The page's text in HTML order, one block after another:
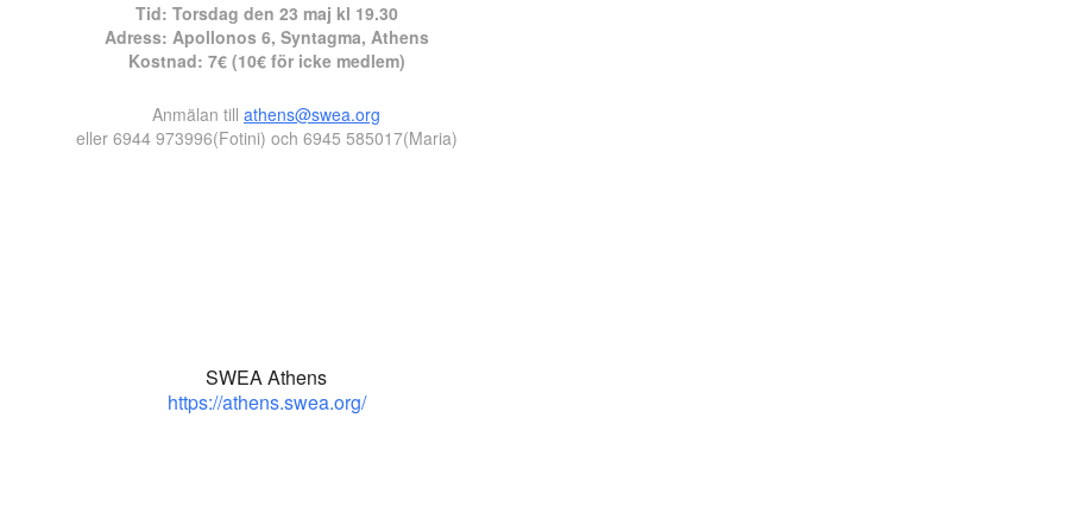
Tid: Torsdag den 23 maj kl 19.30
Adress: Apollonos 6, Syntagma, Athens
Kostnad: 7€ (10€ för icke medlem)
Anmälan till athens@swea.org
eller 6944 973996(Fotini) och 6945 585017(Maria)
SWEA Athens
https://athens.swea.org/